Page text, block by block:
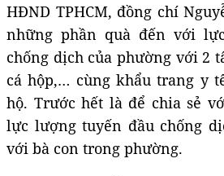
HĐND TPHCM, đồng chí
những phần quà đến với
chống dịch của phường với 2
cá hộp,… cùng khẩu trang y
hộ. Trước hết là để chia sẻ
lực lượng tuyến đầu chống
với bà con trong phường.